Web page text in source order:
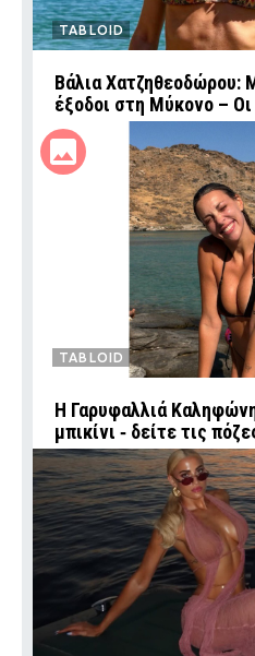
TABLOID
Βάλια Χατζηθεοδώρου:
έξοδοι στη Μύκονο –
TABLOID
Η Γαρυφαλλιά
μπικίνι ‑ δείτε τις